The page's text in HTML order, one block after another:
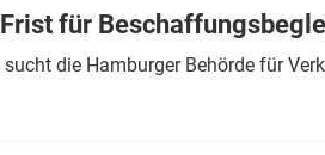
für
die Hamburger Behörde für